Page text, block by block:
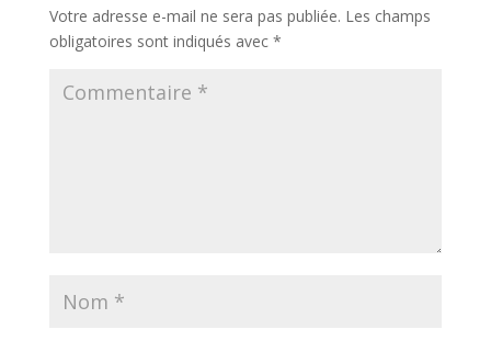
Votre adresse e-mail ne sera pas publiée. Les champs
obligatoires sont indiqués avec *